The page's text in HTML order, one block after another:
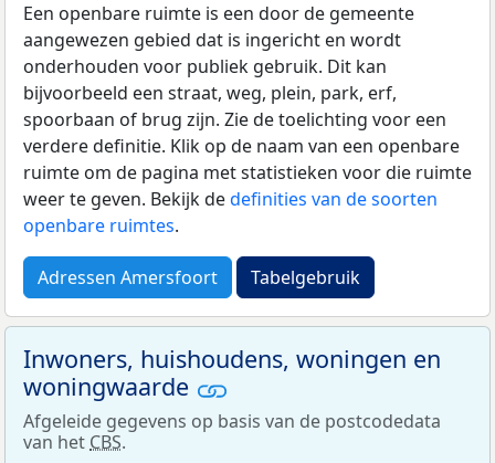
Een openbare ruimte is een door de gemeente
aangewezen gebied dat is ingericht en wordt
onderhouden voor publiek gebruik. Dit kan
bijvoorbeeld een straat, weg, plein, park, erf,
spoorbaan of brug zijn. Zie de toelichting voor een
verdere definitie. Klik op de naam van een openbare
ruimte om de pagina met statistieken voor die ruimte
weer te geven. Bekijk dedefinities van de soorten
openbare ruimtes.
Adressen Amersfoort Tabelgebruik
Inwoners, huishoudens, woningen en
woningwaarde
Afgeleide gegevens op basis van de postcodedata
van het CBS.